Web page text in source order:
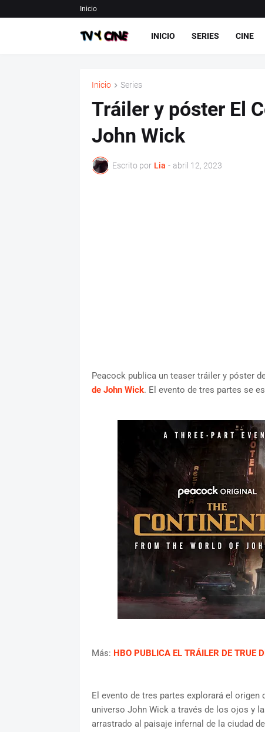
Inicio
INICIO SERIES CINE
Inicio Series
Tráiler y póster El
John Wick
Escrito por Lia - abril 12, 2023
Peacock publica un teaser tráiler y póster
de John Wick. El evento de tres partes se
Más: HBO PUBLICA EL TRÁILER DE TRUE
El evento de tres partes explorará el
universo John Wick a través de los ojos y
arrastrado al paisaje infernal de la ciudad